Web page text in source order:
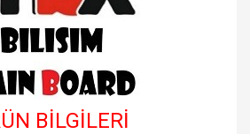
BİLGİLERİ